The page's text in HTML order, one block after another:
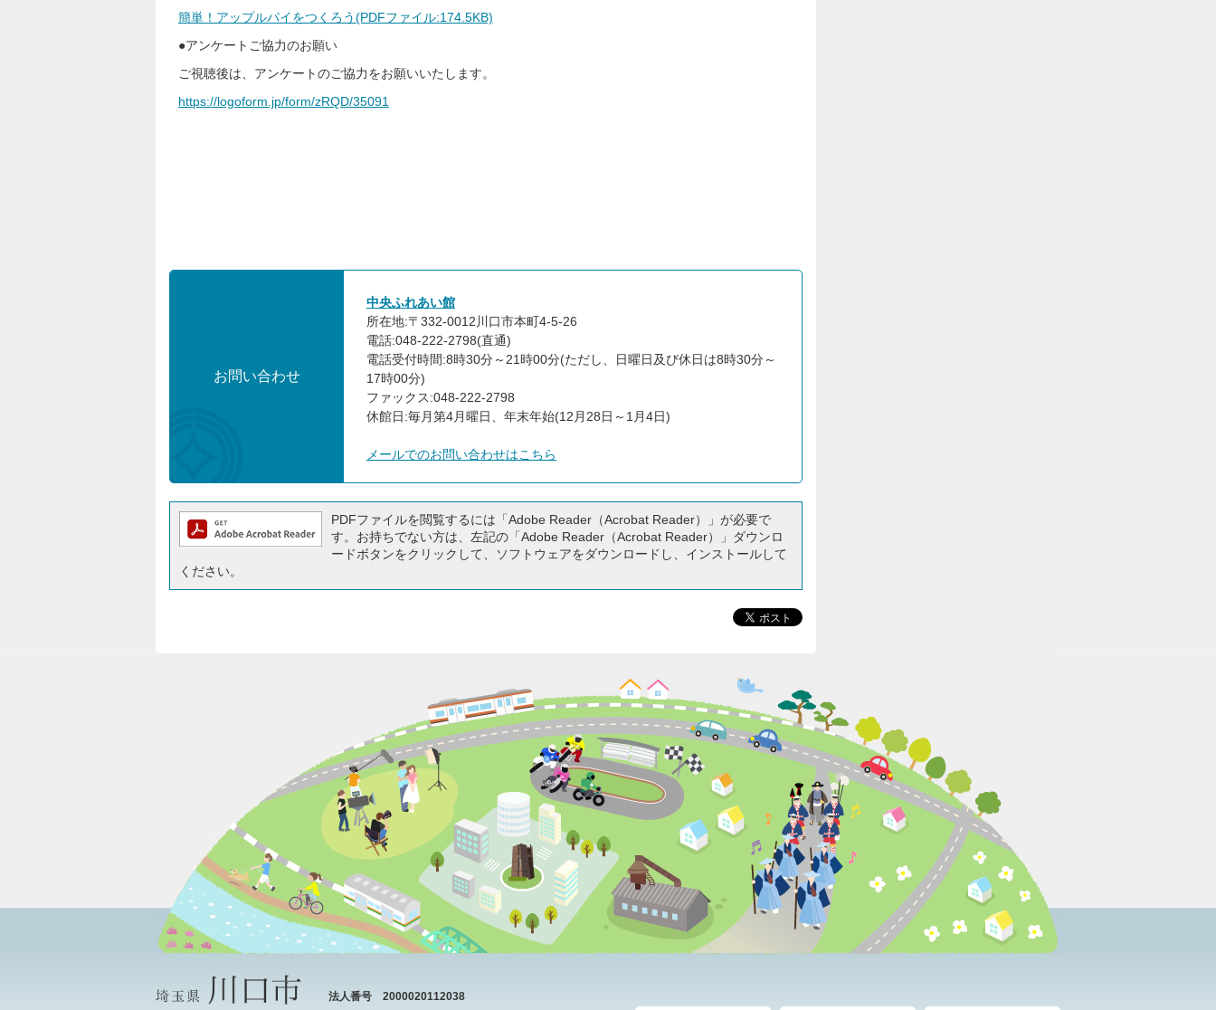
簡単！アップルパイをつくろう(PDFファイル:174.5KB)
●アンケートご協力のお願い
ご視聴後は、アンケートのご協力をお願いいたします。
https://logoform.jp/form/zRQD/35091
お問い合わせ
中央ふれあい館
所在地:〒332-0012川口市本町4-5-26
電話:048-222-2798(直通)
電話受付時間:8時30分～21時00分(ただし、日曜日及び休日は8時30分～
17時00分)
ファックス:048-222-2798
休館日:毎月第4月曜日、年末年始(12月28日～1月4日)
メールでのお問い合わせはこちら
PDFファイルを閲覧するには「Adobe Reader（Acrobat Reader）」が必要で
す。お持ちでない方は、左記の「Adobe Reader（Acrobat Reader）」ダウンロ
ードボタンをクリックして、ソフトウェアをダウンロードし、インストールして
ください。
法人番号 2000020112038